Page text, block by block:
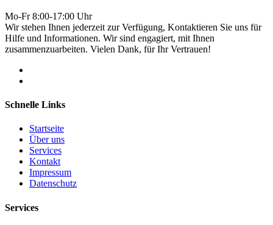
Mo-Fr 8:00-17:00 Uhr
Wir stehen Ihnen jederzeit zur Verfügung, Kontaktieren Sie uns für
Hilfe und Informationen. Wir sind engagiert, mit Ihnen
zusammenzuarbeiten. Vielen Dank, für Ihr Vertrauen!
Schnelle Links
Startseite
Über uns
Services
Kontakt
Impressum
Datenschutz
Services